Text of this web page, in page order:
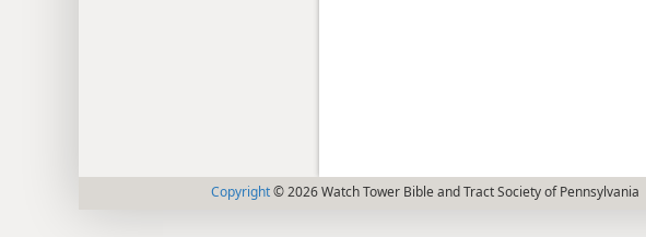
Copyright © 2026 Watch Tower Bible and Tract Society of Pennsylvania